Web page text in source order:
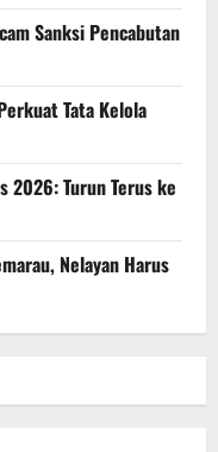
Sanksi Pencabutan
Tata Kelola
2026: Turun Terus ke
Nelayan Harus